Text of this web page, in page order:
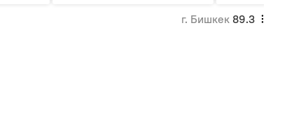
г. Бишкек 89.3